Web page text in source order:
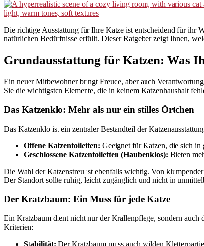
Die richtige Ausstattung für Ihre Katze ist entscheidend für ihr
natürlichen Bedürfnisse erfüllt. Dieser Ratgeber zeigt Ihnen,
Grundausstattung für Katzen: Was
Ein neuer Mitbewohner bringt Freude, aber auch
Sie die wichtigsten Elemente, die in keinem Katzenhaushalt
Das Katzenklo: Mehr als nur ein stilles Örtchen
Das Katzenklo ist ein zentraler Bestandteil der
Offene Katzentoiletten: Geeignet für Katzen, die sich in
Geschlossene Katzentoiletten (Haubenklos): Bieten
Die Wahl der Katzenstreu ist ebenfalls wichtig. Von
Der Standort sollte ruhig, leicht zugänglich und nicht in
Der Kratzbaum: Ein Muss für jede Katze
Ein Kratzbaum dient nicht nur der Krallenpflege, sondern auch
Kriterien:
Stabilität: Der Kratzbaum muss auch wilden